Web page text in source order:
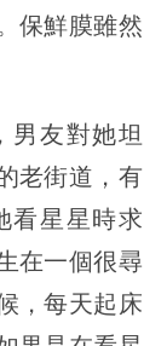
保鮮膜雖然
男友對她坦
老街道，有
看星星時求
在一個很尋
，每天起床